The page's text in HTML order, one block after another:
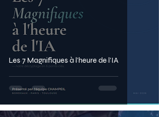
Les 7 Magnifiques à l’heure de l’IA